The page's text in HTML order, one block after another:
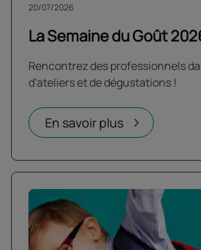
La Semaine du Goût
20/07/2026
Rencontrez des professionnels
d'ateliers et de dégustations !
En savoir plus